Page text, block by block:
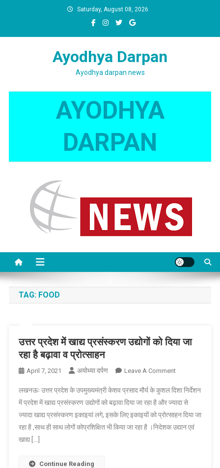
Saturday, August 08, 2026
Ayodhya Darpan
Ayodhya darpan news
AYODHYA
DARPAN
TAG: FOOD
उत्तर प्रदेश में खाद्य प्रसंस्करण उद्योगों को दिया जा
रहा है बढ़ावा व प्रोत्साहन
April 7, 2021 अयोध्या दर्पण Leave A CommentOn
प्रदेश
में
खाद्य
प्रसंस्करण
लखनऊः उत्तर प्रदेश के उपमुख्यमंत्री केशव प्रसाद मौर्य के कुशल दिशा निर्देशन
में प्रदेश में खाद्य प्रसंस्करण उद्योगों को बढ़ावा दिया जा रहा है और ज्यादा से
ज्यादा खाद्य प्रसंस्करण इकाइयां लगे, इसके लिए इकाइयों को प्रोत्साहन दिया जा
रहा है ,साथ ही साथ लोगों कोप्रशिक्षित भी किया जा रहा है ।निदेशक उद्यान एवं
खाद्य […]
Continue Reading